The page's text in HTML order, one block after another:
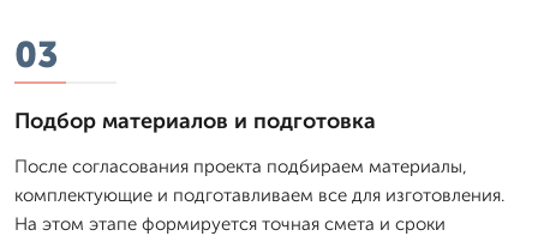
03
Подбор материалов и подготовка
После согласования проекта подбираем материалы,
комплектующие и подготавливаем все для изготовления.
На этом этапе формируется точная смета и сроки